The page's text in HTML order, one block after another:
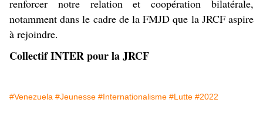
renforcer notre relation et coopération bilatérale,
notamment dans le cadre de la FMJD que la JRCF aspire
à rejoindre.
Collectif INTER pour la JRCF
#Venezuela #Jeunesse #Internationalisme #Lutte #2022